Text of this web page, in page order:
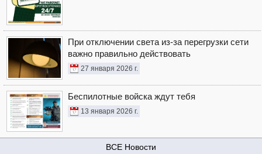
При отключении света из-за перегрузки сети
важно правильно действовать
27 января 2026 г.
Беспилотные войска ждут тебя
13 января 2026 г.
Новости